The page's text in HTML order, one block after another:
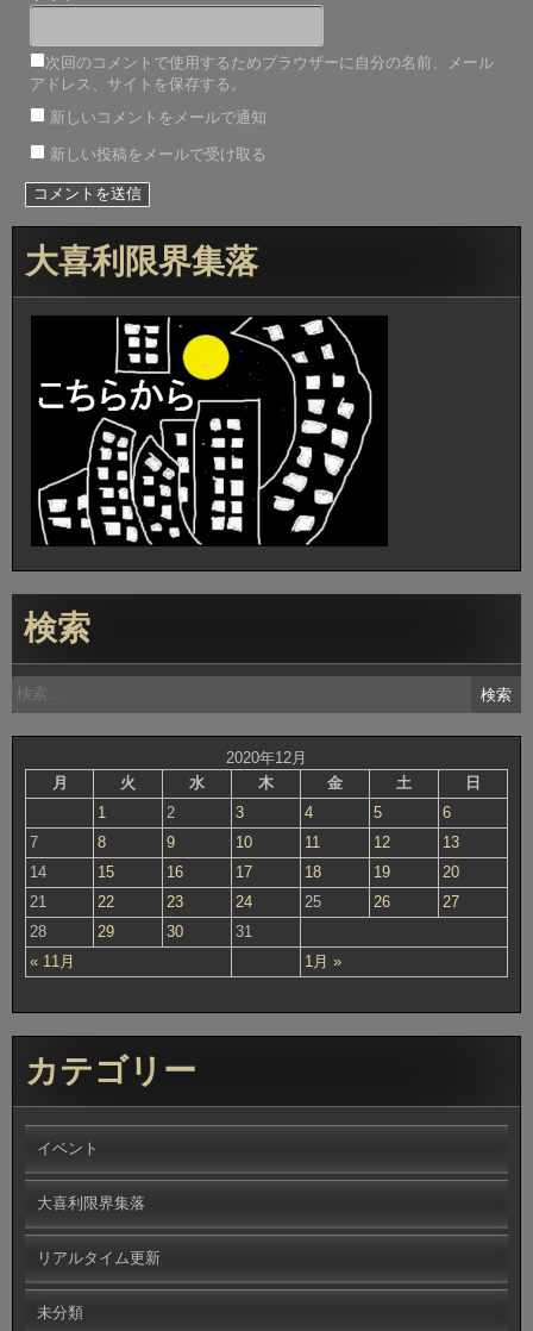
次回のコメントで使用するためブラウザーに自分の名前、メール
アドレス、サイトを保存する。
新しいコメントをメールで通知
新しい投稿をメールで受け取る
大喜利限界集落
検索
検
索:
2020年12月
月
火 水 木 金 土 日
« 11月 1月 »
1 2 3 4 5
6
7
8 9 10 11 12
13
14
15 16 17 18 19
20
21
22 23 24 25 26
27
28
29 30 31
カテゴリー
イベント
大喜利限界集落
リアルタイム更新
未分類